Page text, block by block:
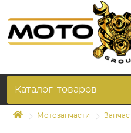
Каталог товаров
Мотозапчасти